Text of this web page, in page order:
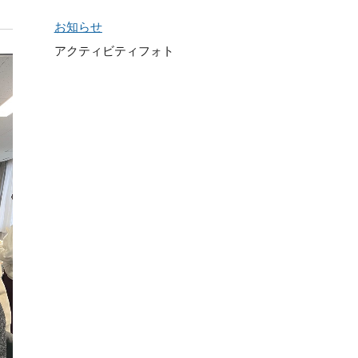
お知らせ
アクティビティフォト